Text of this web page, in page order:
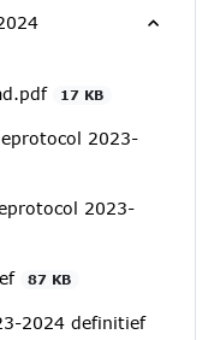
17 KB
2023-
2023-
87 KB
2024 definitief